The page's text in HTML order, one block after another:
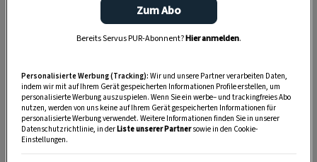
Glutenfreie Kekse
für Weihnachten
KEKSE & PLÄTZCHEN
Karamelltrüffel mit
Fleur de Sel
30 Min. 2:30 Std.
Zum Abo
Bereits Servus PUR-Abonnent?Hier anmelden.
Personalisierte Werbung (Tracking): Wir und unsere Partner verarbeiten Daten,
indem wir mit auf Ihrem Gerät gespeicherten Informationen Profile erstellen, um
personalisierte Werbung auszuspielen. Wenn Sie ein werbe– und trackingfreies Abo
nutzen, werden von uns keine auf Ihrem Gerät gespeicherten Informationen für
personalisierte Werbung verwendet. Weitere Informationen finden Sie in unserer
Datenschutzrichtlinie, in derListe unserer Partnersowie in den Cookie-
Einstellungen.